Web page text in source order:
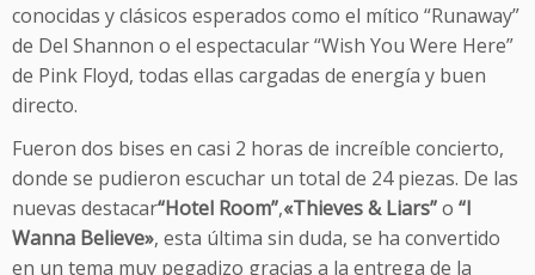
conocidas y clásicos esperados como el mítico “Runaway”
de Del Shannon o el espectacular “Wish You Were Here”
de Pink Floyd, todas ellas cargadas de energía y buen
directo.
Fueron dos bises en casi 2 horas de increíble concierto,
donde se pudieron escuchar un total de 24 piezas. De las
nuevas destacar“Hotel Room”,«Thieves & Liars”o “I
Wanna Believe», esta última sin duda, se ha convertido
en un tema muy pegadizo gracias a la entrega de la